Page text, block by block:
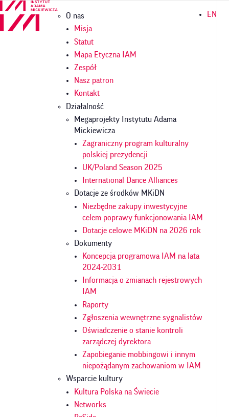
Przejdź
treści
Główna
nawigacja
O nas
Misja
Statut
Mapa Etyczna IAM
Zespół
Nasz patron
Kontakt
Działalność
Megaprojekty Instytutu Adama
Mickiewicza
Zagraniczny program kulturalny
polskiej prezydencji
UK/Poland Season 2025
International Dance Alliances
Dotacje ze środków MKiDN
Niezbędne zakupy inwestycyjne
celem poprawy funkcjonowania IAM
Dotacje celowe MKiDN na 2026 rok
Dokumenty
Koncepcja programowa IAM na lata
2024-2031
Informacja o zmianach rejestrowych
IAM
Raporty
Zgłoszenia wewnętrzne sygnalistów
Oświadczenie o stanie kontroli
zarządczej dyrektora
Zapobieganie mobbingowi i innym
niepożądanym zachowaniom w IAM
Wsparcie kultury
Kultura Polska na Świecie
Networks
EN